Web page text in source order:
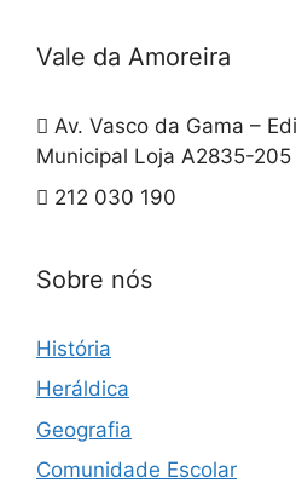
Vale da Amoreira
Av. Vasco da Gama –
Municipal Loja A2835-205
212 030 190
Sobre nós
História
Heráldica
Geografia
Comunidade Escolar